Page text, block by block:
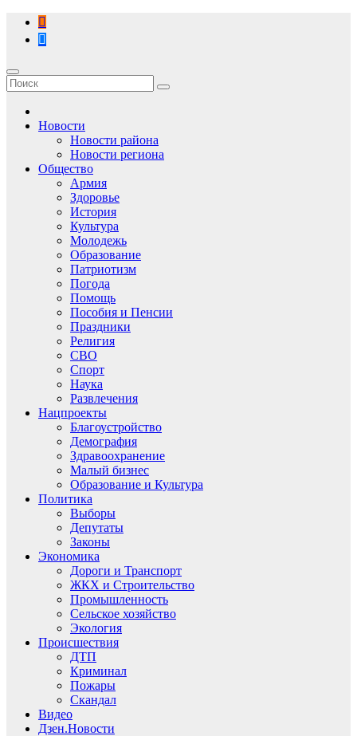
Перейти
содержимому
Новости
Новости района
Новости региона
Общество
Армия
Здоровье
История
Культура
Молодежь
Образование
Патриотизм
Погода
Помощь
Пособия и Пенсии
Праздники
Религия
СВО
Спорт
Наука
Развлечения
Нацпроекты
Благоустройство
Демография
Здравоохранение
Малый бизнес
Образование и Культура
Политика
Выборы
Депутаты
Законы
Экономика
Дороги и Транспорт
ЖКХ и Строительство
Промышленность
Сельское хозяйство
Экология
Происшествия
ДТП
Криминал
Пожары
Скандал
Видео
Дзен.Новости